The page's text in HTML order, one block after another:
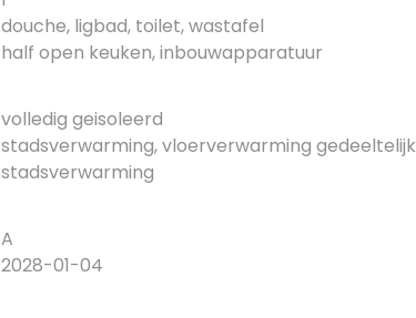
douche, ligbad, toilet, wastafel
half open keuken, inbouwapparatuur
volledig geisoleerd
stadsverwarming, vloerverwarming gedeeltelijk
stadsverwarming
A
2028-01-04